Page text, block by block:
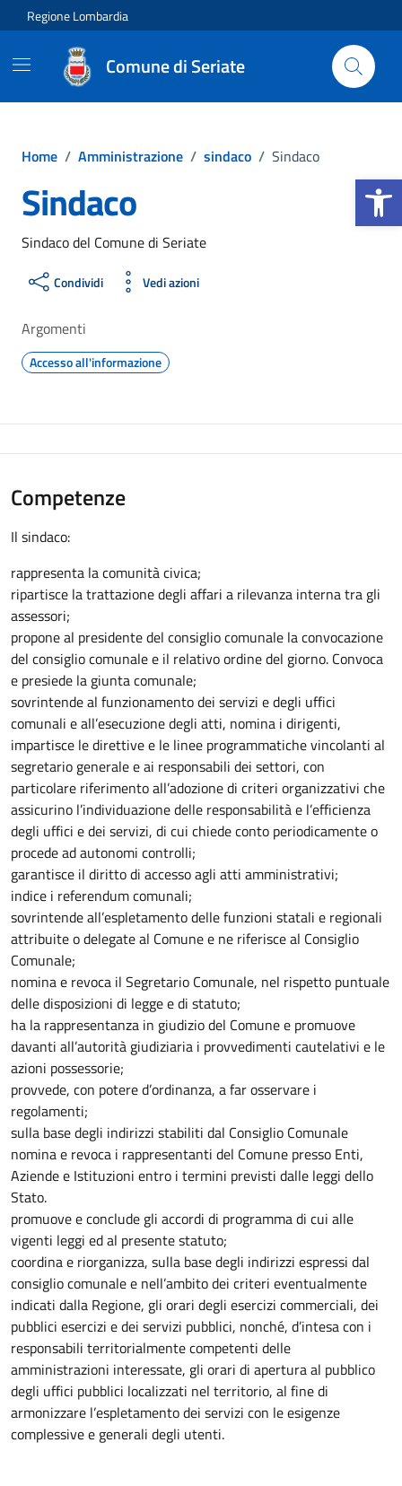
Apri la
Vai ai contenuti
Vai al footer
Regione Lombardia
Comune di Seriate
Home / Amministrazione / sindaco / Sindaco
Sindaco
Sindaco del Comune di Seriate
Condividi Vedi azioni
Argomenti
Accesso all'informazione
Competenze
Il sindaco:
rappresenta la comunità civica;
ripartisce la trattazione degli affari a rilevanza interna tra gli
assessori;
propone al presidente del consiglio comunale la convocazione
del consiglio comunale e il relativo ordine del giorno. Convoca
e presiede la giunta comunale;
sovrintende al funzionamento dei servizi e degli uffici
comunali e all’esecuzione degli atti, nomina i dirigenti,
impartisce le direttive e le linee programmatiche vincolanti al
segretario generale e ai responsabili dei settori, con
particolare riferimento all’adozione di criteri organizzativi che
assicurino l’individuazione delle responsabilità e l’efficienza
degli uffici e dei servizi, di cui chiede conto periodicamente o
procede ad autonomi controlli;
garantisce il diritto di accesso agli atti amministrativi;
indice i referendum comunali;
sovrintende all’espletamento delle funzioni statali e regionali
attribuite o delegate al Comune e ne riferisce al Consiglio
Comunale;
nomina e revoca il Segretario Comunale, nel rispetto puntuale
delle disposizioni di legge e di statuto;
ha la rappresentanza in giudizio del Comune e promuove
davanti all’autorità giudiziaria i provvedimenti cautelativi e le
azioni possessorie;
provvede, con potere d’ordinanza, a far osservare i
regolamenti;
sulla base degli indirizzi stabiliti dal Consiglio Comunale
nomina e revoca i rappresentanti del Comune presso Enti,
Aziende e Istituzioni entro i termini previsti dalle leggi dello
Stato.
promuove e conclude gli accordi di programma di cui alle
vigenti leggi ed al presente statuto;
coordina e riorganizza, sulla base degli indirizzi espressi dal
consiglio comunale e nell’ambito dei criteri eventualmente
indicati dalla Regione, gli orari degli esercizi commerciali, dei
pubblici esercizi e dei servizi pubblici, nonché, d’intesa con i
responsabili territorialmente competenti delle
amministrazioni interessate, gli orari di apertura al pubblico
degli uffici pubblici localizzati nel territorio, al fine di
armonizzare l’espletamento dei servizi con le esigenze
complessive e generali degli utenti.